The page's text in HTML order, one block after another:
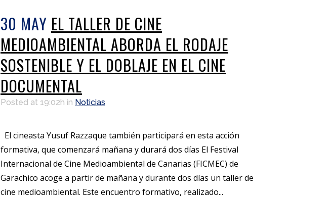
30 MAY EL TALLER DE CINE
MEDIOAMBIENTAL ABORDA EL RODAJE
SOSTENIBLE Y EL DOBLAJE EN EL CINE
DOCUMENTAL
Posted at 19:02h in Noticias
El cineasta Yusuf Razzaque también participará en esta acción
formativa, que comenzará mañana y durará dos días El Festival
Internacional de Cine Medioambiental de Canarias (FICMEC) de
Garachico acoge a partir de mañana y durante dos días un taller de
cine medioambiental. Este encuentro formativo, realizado...